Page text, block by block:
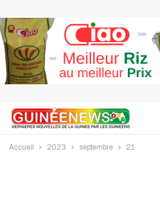
Accueil 2023 septembre 21